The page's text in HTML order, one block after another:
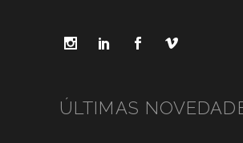
ÚLTIMAS